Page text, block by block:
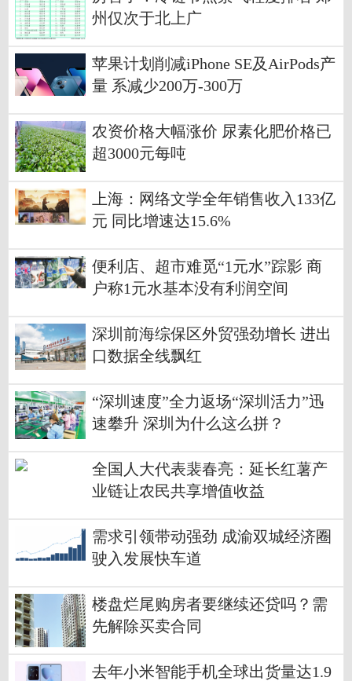
州仅次于北上广
苹果计划削减iPhone SE及AirPods产
量 系减少200万-300万
农资价格大幅涨价 尿素化肥价格已
超3000元每吨
上海：网络文学全年销售收入133亿
元 同比增速达15.6%
便利店、超市难觅“1元水”踪影 商
户称1元水基本没有利润空间
深圳前海综保区外贸强劲增长 进出
口数据全线飘红
“深圳速度”全力返场“深圳活力”迅
速攀升 深圳为什么这么拼？
全国人大代表裴春亮：延长红薯产
业链让农民共享增值收益
需求引领带动强劲 成渝双城经济圈
驶入发展快车道
楼盘烂尾购房者要继续还贷吗？需
先解除买卖合同
去年小米智能手机全球出货量达1.9